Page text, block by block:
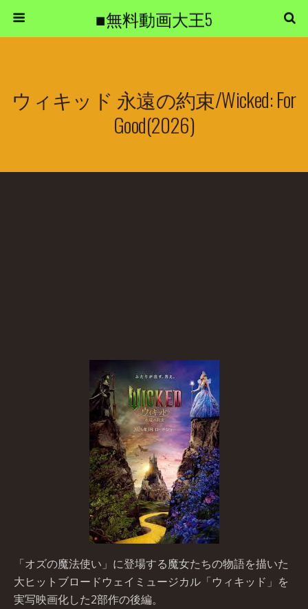
■無料動画大王5
ウィキッド 永遠の約束/Wicked: For
Good(2026)
「オズの魔法使い」に登場する魔女たちの物語を描いた
大ヒットブロードウェイミュージカル「ウィキッド」を
実写映画化した2部作の後編。